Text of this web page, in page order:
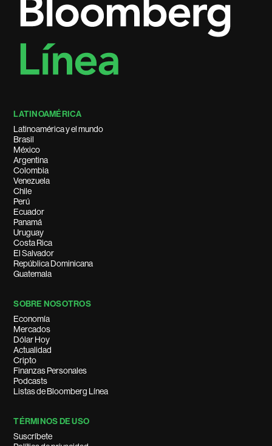
LATINOAMÉRICA
Latinoamérica y el mundo
Brasil
México
Argentina
Colombia
Venezuela
Chile
Perú
Ecuador
Panamá
Uruguay
Costa Rica
El Salvador
República Dominicana
Guatemala
SOBRE NOSOTROS
Economía
Mercados
Dólar Hoy
Actualidad
Cripto
Finanzas Personales
Podcasts
Listas de Bloomberg Línea
TÉRMINOS DE USO
Suscríbete